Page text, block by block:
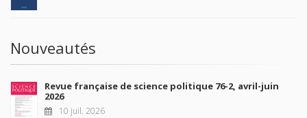
Nouveautés
Revue française de science politique 76-2, avril-juin
2026
10 juil. 2026